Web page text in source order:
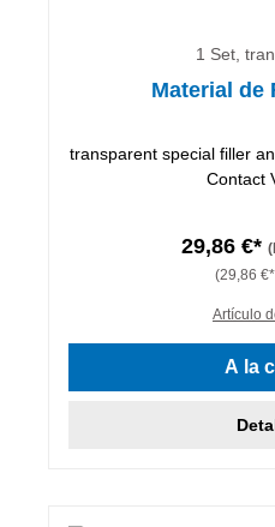
1 Set,
Material de
transparent special filler
Contact
29,86 €*
(29,86
Artículo
A la